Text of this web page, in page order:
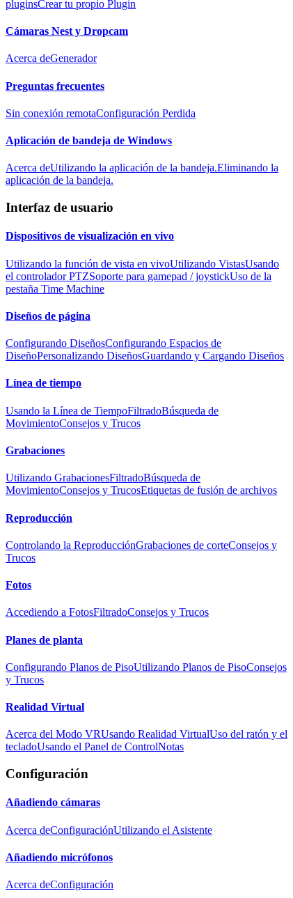
pluginsCrear tu propio Plugin
Cámaras Nest y Dropcam
Acerca deGenerador
Preguntas frecuentes
Sin conexión remotaConfiguración Perdida
Aplicación de bandeja de Windows
Acerca deUtilizando la aplicación de la bandeja.Eliminando la
aplicación de la bandeja.
Interfaz de usuario
Dispositivos de visualización en vivo
Utilizando la función de vista en vivoUtilizando VistasUsando
el controlador PTZSoporte para gamepad / joystickUso de la
pestaña Time Machine
Diseños de página
Configurando DiseñosConfigurando Espacios de
DiseñoPersonalizando DiseñosGuardando y Cargando Diseños
Línea de tiempo
Usando la Línea de TiempoFiltradoBúsqueda de
MovimientoConsejos y Trucos
Grabaciones
Utilizando GrabacionesFiltradoBúsqueda de
MovimientoConsejos y TrucosEtiquetas de fusión de archivos
Reproducción
Controlando la ReproducciónGrabaciones de corteConsejos y
Trucos
Fotos
Accediendo a FotosFiltradoConsejos y Trucos
Planes de planta
Configurando Planos de PisoUtilizando Planos de PisoConsejos
y Trucos
Realidad Virtual
Acerca del Modo VRUsando Realidad VirtualUso del ratón y el
tecladoUsando el Panel de ControlNotas
Configuración
Añadiendo cámaras
Acerca deConfiguraciónUtilizando el Asistente
Añadiendo micrófonos
Acerca deConfiguración